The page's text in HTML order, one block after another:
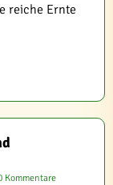
reiche Ernte
Kommentare